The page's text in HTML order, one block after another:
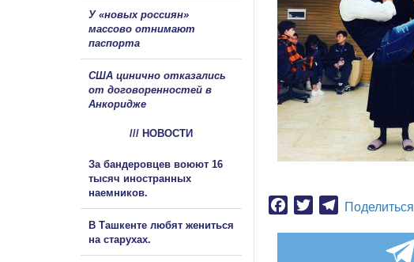
Facebook
TwitterTelegram
Поделиться
У «новых россиян»
массово отнимают
паспорта
США цинично отказались
от договоренностей в
Анкоридже
/// НОВОСТИ
За бандеровцев воюют 16
тысяч иностранных
наемников.
В Ташкенте любят жениться
на старухах.